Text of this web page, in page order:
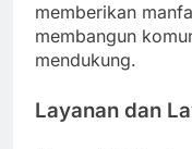
memberikan
membangun
mendukung.
Layanan dan